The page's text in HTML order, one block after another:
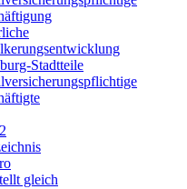
Stadtteile
gleich